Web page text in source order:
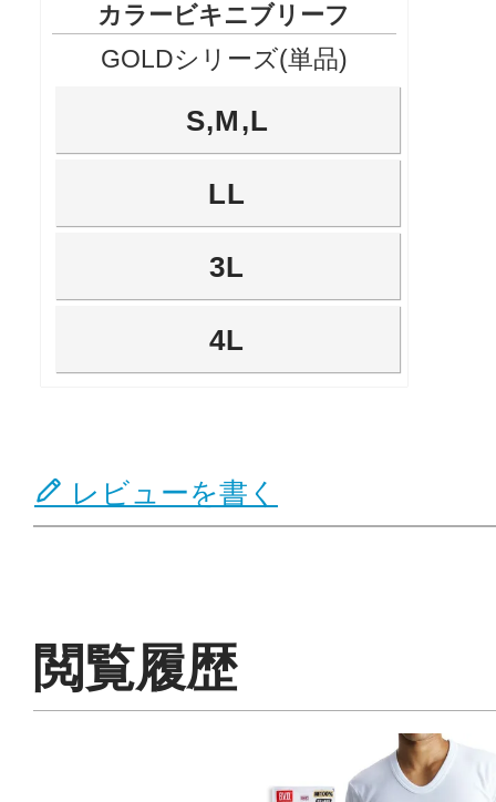
カラービキニブリーフ
GOLDシリーズ(単品)
S,M,L
LL
3L
4L
レビューを書く
閲覧履歴